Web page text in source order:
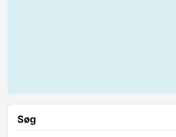
Søg